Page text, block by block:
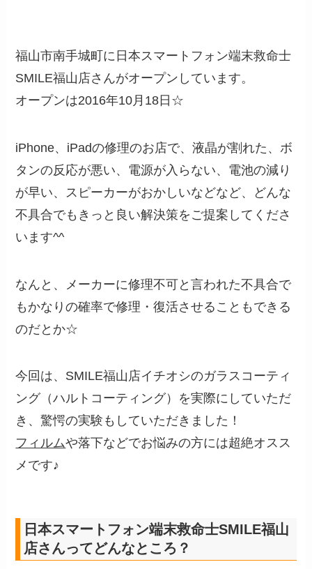
福山市南手城町に日本スマートフォン端末救命士
SMILE福山店さんがオープンしています。
オープンは2016年10月18日☆
iPhone、iPadの修理のお店で、液晶が割れた、ボ
タンの反応が悪い、電源が入らない、電池の減り
が早い、スピーカーがおかしいなどなど、どんな
不具合でもきっと良い解決策をご提案してくださ
います^^
なんと、メーカーに修理不可と言われた不具合で
もかなりの確率で修理・復活させることもできる
のだとか☆
今回は、SMILE福山店イチオシのガラスコーティ
ング（ハルトコーティング）を実際にしていただ
き、驚愕の実験もしていただきました！
フィルムや落下などでお悩みの方には超絶オスス
メです♪
日本スマートフォン端末救命士SMILE福山
店さんってどんなところ？